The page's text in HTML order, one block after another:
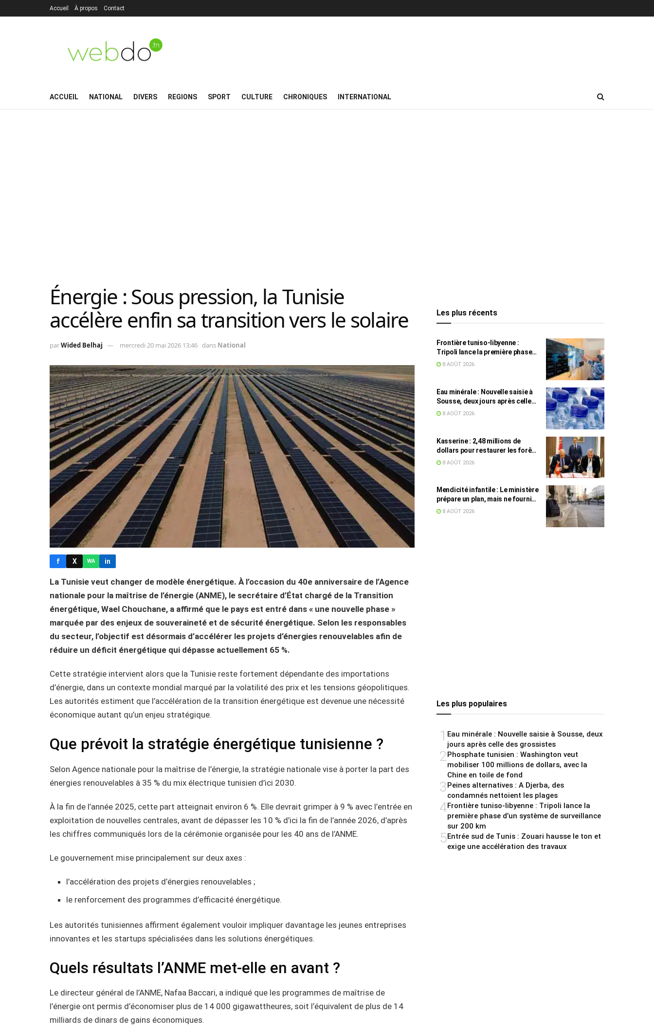
Accueil À propos Contact
ACCUEIL NATIONAL DIVERS REGIONS SPORT CULTURE CHRONIQUES INTERNATIONAL
Énergie : Sous pression, la Tunisie
accélère enfin sa transition vers le solaire
parWided Belhaj mercredi 20 mai 2026 13:46 dans National
f X WA in
La Tunisie veut changer de modèle énergétique. À l’occasion du 40e anniversaire de l’Agence
nationale pour la maîtrise de l’énergie (ANME), le secrétaire d’État chargé de la Transition
énergétique, Wael Chouchane, a affirmé que le pays est entré dans « une nouvelle phase »
marquée par des enjeux de souveraineté et de sécurité énergétique. Selon les responsables
du secteur, l’objectif est désormais d’accélérer les projets d’énergies renouvelables afin de
réduire un déficit énergétique qui dépasse actuellement 65 %.
Cette stratégie intervient alors que la Tunisie reste fortement dépendante des importations
d’énergie, dans un contexte mondial marqué par la volatilité des prix et les tensions géopolitiques.
Les autorités estiment que l’accélération de la transition énergétique est devenue une nécessité
économique autant qu’un enjeu stratégique.
Que prévoit la stratégie énergétique tunisienne ?
Selon Agence nationale pour la maîtrise de l’énergie, la stratégie nationale vise à porter la part des
énergies renouvelables à 35 % du mix électrique tunisien d’ici 2030.
À la fin de l’année 2025, cette part atteignait environ 6 %. Elle devrait grimper à 9 % avec l’entrée en
exploitation de nouvelles centrales, avant de dépasser les 10 % d’ici la fin de l’année 2026, d’après
les chiffres communiqués lors de la cérémonie organisée pour les 40 ans de l’ANME.
Le gouvernement mise principalement sur deux axes :
l’accélération des projets d’énergies renouvelables ;
le renforcement des programmes d’efficacité énergétique.
Les autorités tunisiennes affirment également vouloir impliquer davantage les jeunes entreprises
innovantes et les startups spécialisées dans les solutions énergétiques.
Quels résultats l’ANME met-elle en avant ?
Le directeur général de l’ANME, Nafaa Baccari, a indiqué que les programmes de maîtrise de
l’énergie ont permis d’économiser plus de 14 000 gigawattheures, soit l’équivalent de plus de 14
milliards de dinars de gains économiques.
Les plus récents
Frontière tuniso-libyenne :
Tripoli lance la première phase
d’un système de surveillance sur
8 AOÛT 2026
Eau minérale : Nouvelle saisie à
Sousse, deux jours après celle
des grossistes
8 AOÛT 2026
Kasserine : 2,48 millions de
dollars pour restaurer les forêts
de pin d’Alep
8 AOÛT 2026
Mendicité infantile : Le ministère
prépare un plan, mais ne fournit
toujours aucun chiffre
8 AOÛT 2026
Les plus populaires
1 Eau minérale : Nouvelle saisie à Sousse, deux
jours après celle des grossistes
2Phosphate tunisien : Washington veut
mobiliser 100 millions de dollars, avec la
Chine en toile de fond
3Peines alternatives : A Djerba, des
condamnés nettoient les plages
4Frontière tuniso-libyenne : Tripoli lance la
première phase d’un système de surveillance
sur 200 km
5Entrée sud de Tunis : Zouari hausse le ton et
exige une accélération des travaux